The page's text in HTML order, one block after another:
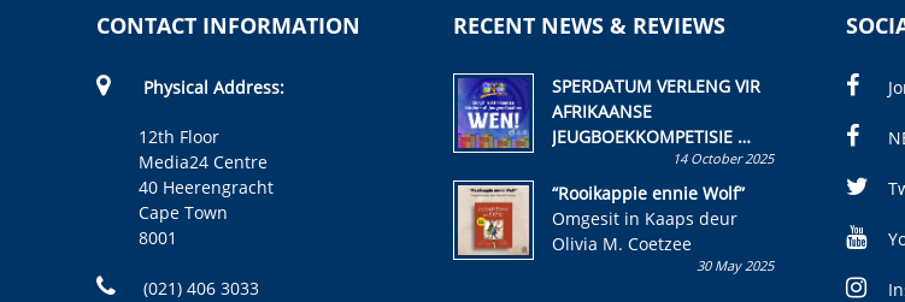
CONTACT INFORMATION
Physical Address:
12th Floor
Media24 Centre
40 Heerengracht
Cape Town
8001
(021) 406 3033
RECENT NEWS & REVIEWS
SPERDATUM VERLENG VIR
AFRIKAANSE
JEUGBOEKKOMPETISIE
Skryf ’n jeugboek of
kinderboek en staan ’n
kans om R50 000 te wen!
14 October 2025
“Rooikappie ennie Wolf”
Omgesit in Kaaps deur
Olivia M. Coetzee
30 May 2025